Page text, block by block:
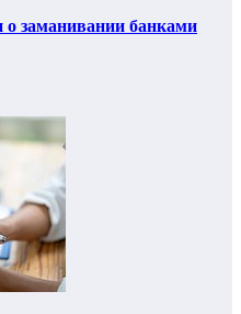
о заманивании банками